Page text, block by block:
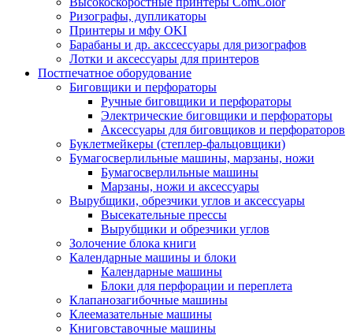
Ризографы, дупликаторы
Принтеры и мфу OKI
Барабаны и др. акссессуары для ризографов
Лотки и аксессуары для принтеров
Постпечатное оборудование
Биговщики и перфораторы
Ручные биговщики и перфораторы
Электрические биговщики и перфораторы
Аксессуары для биговщиков и перфораторов
Буклетмейкеры (степлер-фальцовщики)
Бумагосверлильные машины, марзаны, ножи
Бумагосверлильные машины
Марзаны, ножи и аксессуары
Вырубщики, обрезчики углов и аксессуары
Высекательные прессы
Вырубщики и обрезчики углов
Золочение блока книги
Календарные машины и блоки
Календарные машины
Блоки для перфорации и переплета
Клапанозагибочные машины
Клеемазательные машины
Книговставочные машины